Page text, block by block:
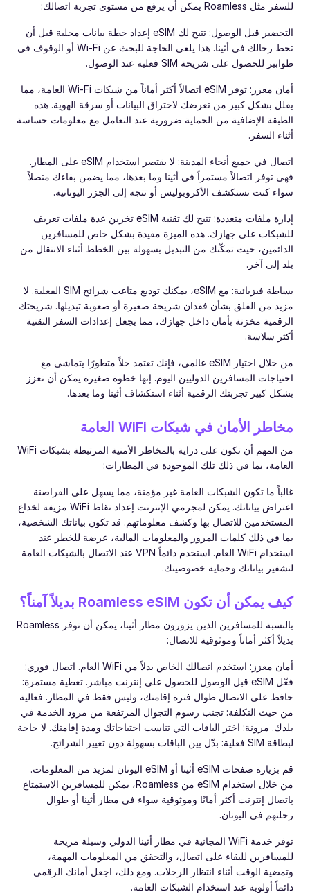
للسفر مثل Roamless يمكن أن يرفع من مستوى تجربة اتصالك:
التحضير قبل الوصول: تتيح لك eSIM إعداد خطة بيانات محلية قبل أن
تحط رحالك في أثينا. هذا يلغي الحاجة للبحث عن Wi-Fi أو الوقوف في
طوابير للحصول على شريحة SIM فعلية عند الوصول.
أمان معزز: توفر eSIM اتصالاً أكثر أماناً من شبكات Wi-Fi العامة، مما
يقلل بشكل كبير من تعرضك لاختراق البيانات أو سرقة الهوية. هذه
الطبقة الإضافية من الحماية ضرورية عند التعامل مع معلومات حساسة
أثناء السفر.
اتصال في جميع أنحاء المدينة: لا يقتصر استخدام eSIM على المطار.
فهي توفر اتصالاً مستمراً في أثينا وما بعدها، مما يضمن بقاءك متصلاً
سواء كنت تستكشف الأكروبوليس أو تتجه إلى الجزر اليونانية.
إدارة ملفات متعددة: تتيح لك تقنية eSIM تخزين عدة ملفات تعريف
للشبكات على جهازك. هذه الميزة مفيدة بشكل خاص للمسافرين
الدائمين، حيث تمكّنك من التبديل بسهولة بين الخطط أثناء الانتقال من
بلد إلى آخر.
بساطة فيزيائية: مع eSIM، يمكنك توديع متاعب شرائح SIM الفعلية. لا
مزيد من القلق بشأن فقدان شريحة صغيرة أو صعوبة تبديلها. شريحتك
الرقمية مخزنة بأمان داخل جهازك، مما يجعل إعدادات السفر التقنية
أكثر سلاسة.
من خلال اختيار eSIM عالمي، فإنك تعتمد حلاً متطورًا يتماشى مع
احتياجات المسافرين الدوليين اليوم. إنها خطوة صغيرة يمكن أن تعزز
بشكل كبير تجربتك الرقمية أثناء استكشاف أثينا وما بعدها.
مخاطر الأمان في شبكات WiFi العامة
من المهم أن تكون على دراية بالمخاطر الأمنية المرتبطة بشبكات WiFi
العامة، بما في ذلك تلك الموجودة في المطارات:
غالباً ما تكون الشبكات العامة غير مؤمنة، مما يسهل على القراصنة
اعتراض بياناتك. يمكن لمجرمي الإنترنت إعداد نقاط WiFi مزيفة لخداع
المستخدمين للاتصال بها وكشف معلوماتهم. قد تكون بياناتك الشخصية،
بما في ذلك كلمات المرور والمعلومات المالية، عرضة للخطر عند
استخدام WiFi العام. استخدم دائماً VPN عند الاتصال بالشبكات العامة
لتشفير بياناتك وحماية خصوصيتك.
كيف يمكن أن تكون Roamless eSIM بديلاً آمناً؟
بالنسبة للمسافرين الذين يزورون مطار أثينا، يمكن أن توفر Roamless
بديلاً أكثر أماناً وموثوقية للاتصال:
أمان معزز: استخدم اتصالك الخاص بدلاً من WiFi العام. اتصال فوري:
فعّل eSIM قبل الوصول للحصول على إنترنت مباشر. تغطية مستمرة:
حافظ على الاتصال طوال فترة إقامتك، وليس فقط في المطار. فعالية
من حيث التكلفة: تجنب رسوم التجوال المرتفعة من مزود الخدمة في
بلدك. مرونة: اختر الباقات التي تناسب احتياجاتك ومدة إقامتك. لا حاجة
لبطاقة SIM فعلية: بدّل بين الباقات بسهولة دون تغيير الشرائح.
قم بزيارة صفحات eSIM أثينا أو eSIM اليونان لمزيد من المعلومات.
من خلال استخدام eSIM من Roamless، يمكن للمسافرين الاستمتاع
باتصال إنترنت أكثر أمانًا وموثوقية سواء في مطار أثينا أو طوال
رحلتهم في اليونان.
توفر خدمة WiFi المجانية في مطار أثينا الدولي وسيلة مريحة
للمسافرين للبقاء على اتصال، والتحقق من المعلومات المهمة،
وتمضية الوقت أثناء انتظار الرحلات. ومع ذلك، اجعل أمانك الرقمي
دائماً أولوية عند استخدام الشبكات العامة.